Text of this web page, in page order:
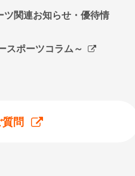
ツ関連お知らせ・優待情
スポーツコラム～
問